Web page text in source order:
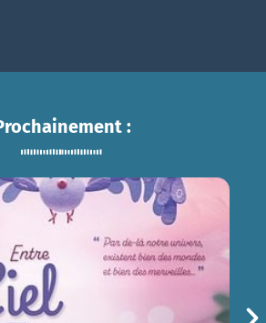
:
CIEL ET TERRE
sam 15/08
14h30